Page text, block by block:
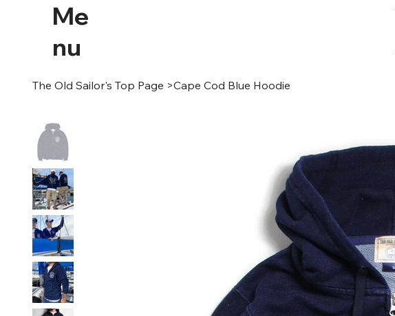
Me
nu
The Old Sailor's Top Page >Cape Cod Blue Hoodie